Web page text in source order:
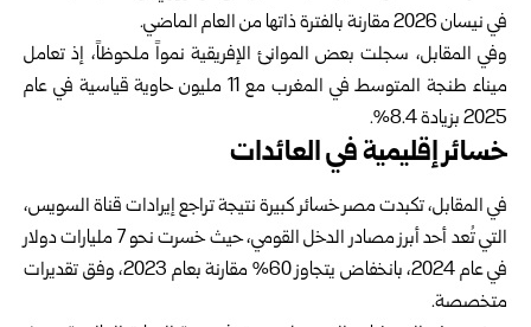
في نيسان 2026 مقارنة بالفترة ذاتها من العام الماضي.
وفي المقابل، سجلت بعض الموانئ الإفريقية نمواً ملحوظاً، إذ تعامل
ميناء طنجة المتوسط في المغرب مع 11 مليون حاوية قياسية في عام
2025 بزيادة 8.4%.
خسائر إقليمية في العائدات
في المقابل، تكبدت مصر خسائر كبيرة نتيجة تراجع إيرادات قناة السويس،
التي تُعد أحد أبرز مصادر الدخل القومي، حيث خسرت نحو 7 مليارات دولار
في عام 2024، بانخفاض يتجاوز 60% مقارنة بعام 2023، وفق تقديرات
متخصصة.